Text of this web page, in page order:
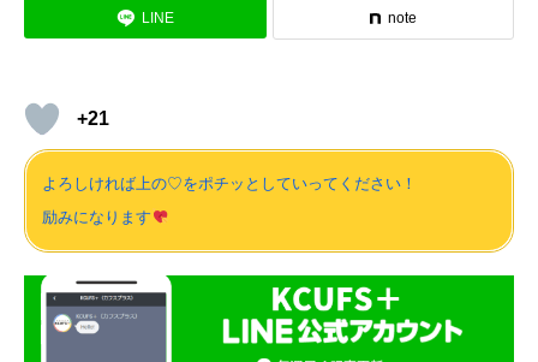
LINE note
+21
よろしければ上の♡をポチッとしていってください！
励みになります